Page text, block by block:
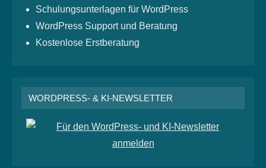
Schulungsunterlagen für WordPress
WordPress Support und Beratung
Kostenlose Erstberatung
WORDPRESS- & KI-NEWSLETTER